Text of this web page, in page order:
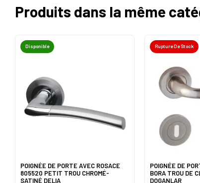
Produits dans la même
Disponible
POIGNÉE DE PORTE AVEC ROSACE
805520 PETIT TROU CHROMÉ-
SATINÉ DELIA
Rupture De Stock
POIGNÉE DE
BORA TROU DE
DOGANLAR